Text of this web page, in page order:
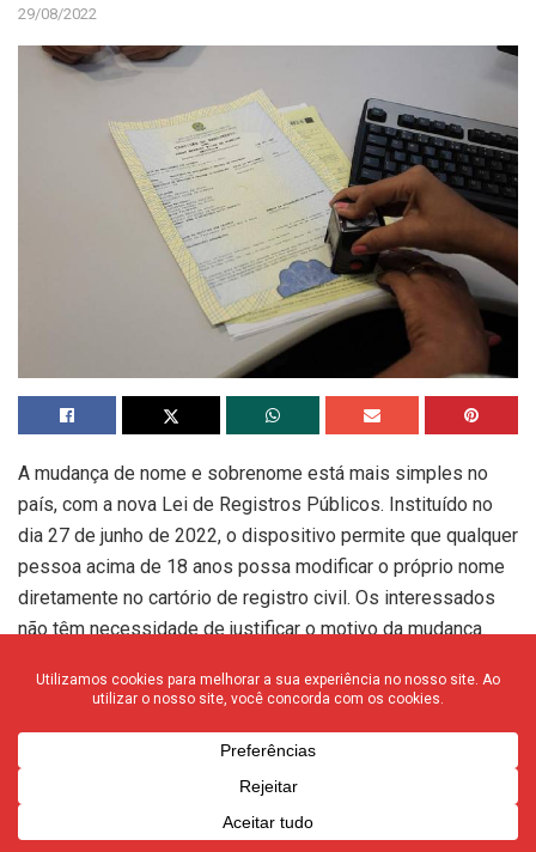
29/08/2022
A mudança de nome e sobrenome está mais simples no
país, com a nova Lei de Registros Públicos. Instituído no
dia 27 de junho de 2022, o dispositivo permite que qualquer
pessoa acima de 18 anos possa modificar o próprio nome
diretamente no cartório de registro civil. Os interessados
não têm necessidade de justificar o motivo da mudança.
somente podia ser feita quando o cidadão completasse a
De acordo com a diretora da Associação dos Registradores
de Pessoas Naturais (Arpen-Brasil), Daniela Mroz, foram
três linhas gerais de alteração. A nova lei não permite